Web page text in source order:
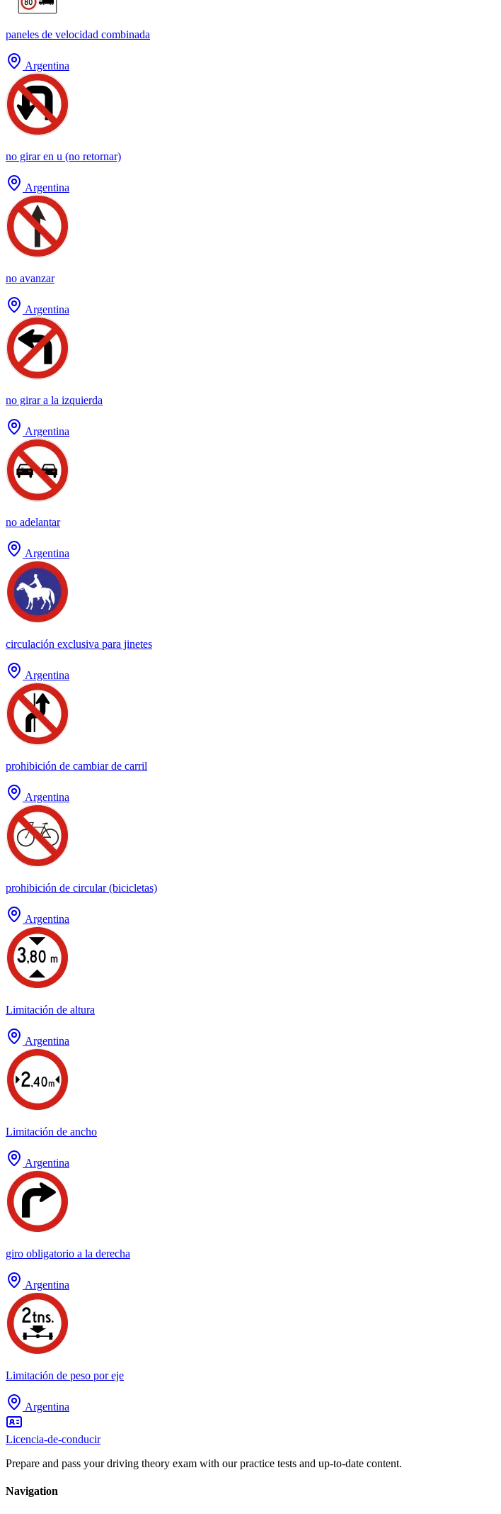
paneles de velocidad combinada
Argentina
no girar en u (no retornar)
Argentina
no avanzar
Argentina
no girar a la izquierda
Argentina
no adelantar
Argentina
circulación exclusiva para jinetes
Argentina
prohibición de cambiar de carril
Argentina
prohibición de circular (bicicletas)
Argentina
Limitación de altura
Argentina
Limitación de ancho
Argentina
giro obligatorio a la derecha
Argentina
Limitación de peso por eje
Argentina
Licencia-de-conducir
Prepare and pass your driving theory exam with our practice tests and up-to-date content.
Navigation